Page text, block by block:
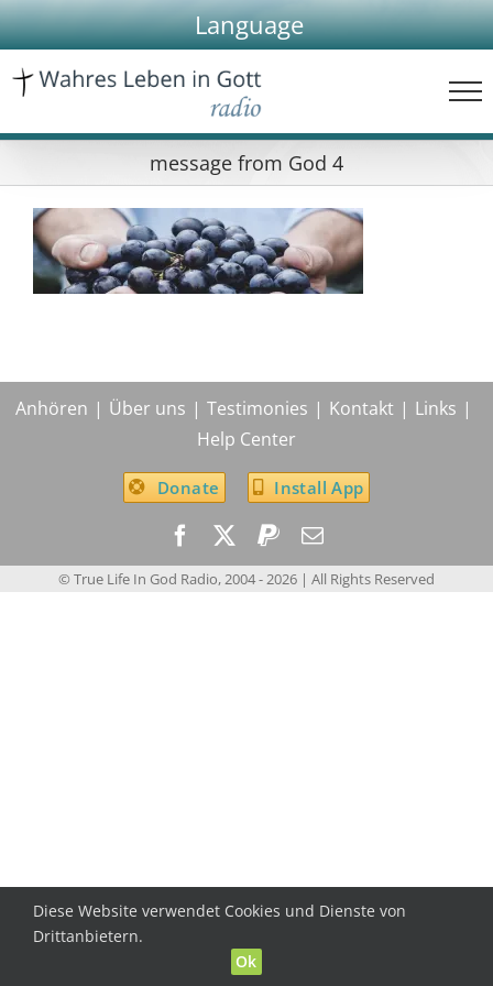
Skip
to
content
Language
message from God 4
Anhören Über uns Testimonies Kontakt
Links
Help Center
Donate Install App
© True Life In God Radio, 2004 -2026 | All Rights Reserved
Diese Website verwendet Cookies und Dienste von
Drittanbietern.
Ok